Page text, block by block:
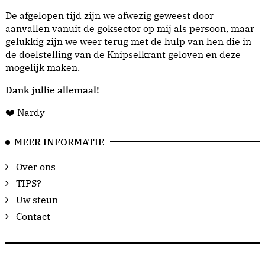
De afgelopen tijd zijn we afwezig geweest door
aanvallen vanuit de goksector op mij als persoon, maar
gelukkig zijn we weer terug met de hulp van hen die in
de doelstelling van de Knipselkrant geloven en deze
mogelijk maken.
Dank jullie allemaal!
❤️ Nardy
MEER INFORMATIE
Over ons
TIPS?
Uw steun
Contact